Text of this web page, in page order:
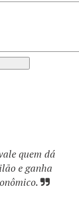
quem dá
e ganha